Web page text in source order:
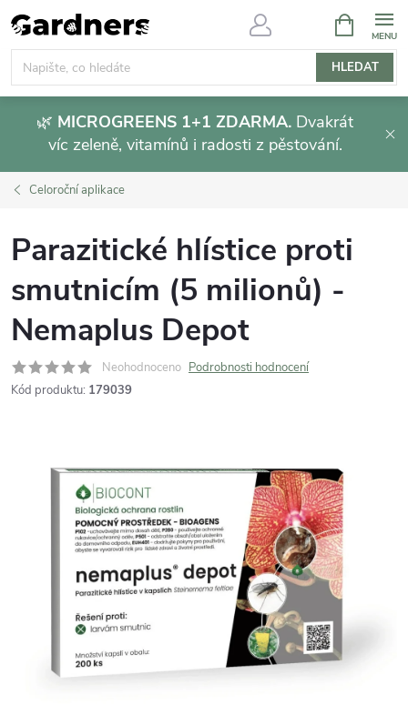
Přejít
na
obsah
HLEDAT
NÁKUPNÍ
KOŠÍK
🌿 MICROGREENS 1+1 ZDARMA. Dvakrát
víc zeleně, vitamínů i radosti z pěstování.
Celoroční aplikace
Parazitické hlístice proti
smutnicím (5 milionů) -
Nemaplus Depot
Neohodnoceno Podrobnosti hodnocení
Kód produktu: 179039